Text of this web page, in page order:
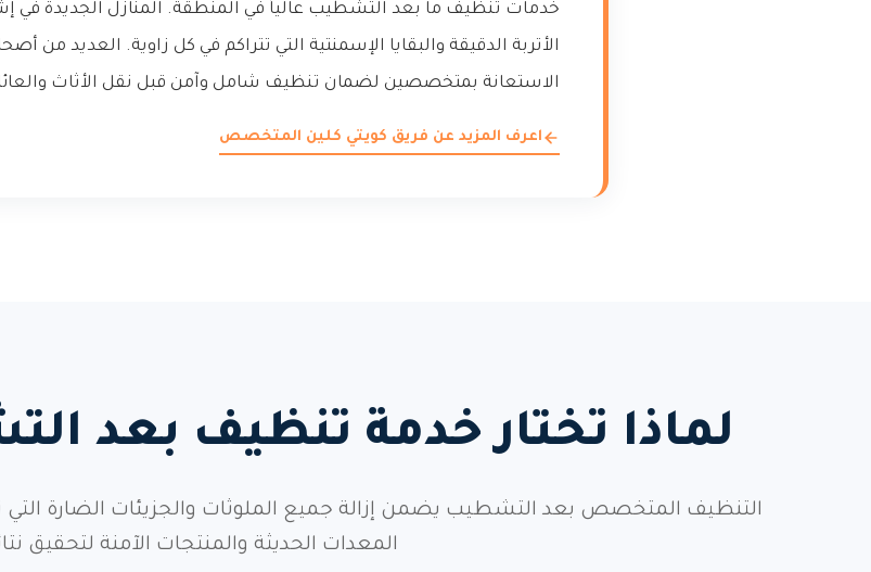
خدمات تنظيف ما بعد التشطيب عالياً في المنطقة. المنازل الجديدة في
الأتربة الدقيقة والبقايا الإسمنتية التي تتراكم في كل زاوية. العديد من
الاستعانة بمتخصصين لضمان تنظيف شامل وآمن قبل نقل الأثاث
اعرف المزيد عن فريق كويتي كلين المتخصص
لماذا تختار خدمة تنظيف بعد
التنظيف المتخصص بعد التشطيب يضمن إزالة جميع الملوثات والجزيئات الضارة
المعدات الحديثة والمنتجات الآمنة لتحقيق